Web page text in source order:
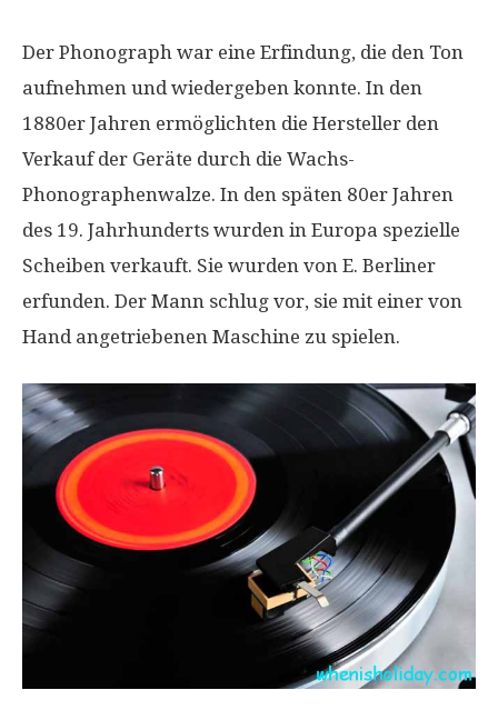
Der Phonograph war eine Erfindung, die den Ton
aufnehmen und wiedergeben konnte. In den
1880er Jahren ermöglichten die Hersteller den
Verkauf der Geräte durch die Wachs-
Phonographenwalze. In den späten 80er Jahren
des 19. Jahrhunderts wurden in Europa spezielle
Scheiben verkauft. Sie wurden von E. Berliner
erfunden. Der Mann schlug vor, sie mit einer von
Hand angetriebenen Maschine zu spielen.